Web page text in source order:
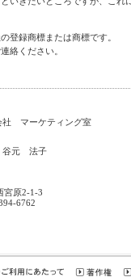
登録商標または商標です。
絡ください。
社 マーケティング室
谷元 法子
宮原2-1-3
6762